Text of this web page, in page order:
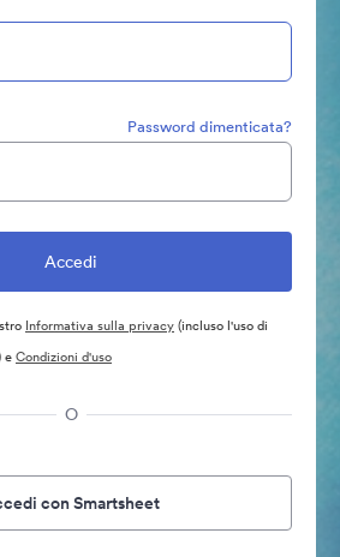
Password dimenticata?
Informativa sulla privacy(incluso l'uso di
eCondizioni d'uso
O
con Smartsheet